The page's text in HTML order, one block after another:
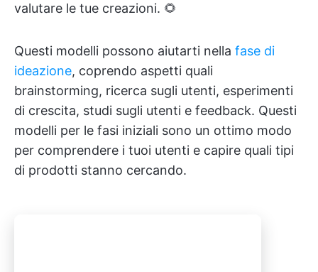
valutare le tue creazioni. 🌻
Questi modelli possono aiutarti nella fase di
ideazione, coprendo aspetti quali
brainstorming, ricerca sugli utenti, esperimenti
di crescita, studi sugli utenti e feedback. Questi
modelli per le fasi iniziali sono un ottimo modo
per comprendere i tuoi utenti e capire quali tipi
di prodotti stanno cercando.